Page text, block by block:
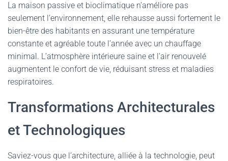
La maison passive et bioclimatique n’améliore pas
seulement l’environnement, elle rehausse aussi fortement le
bien-être des habitants en assurant une température
constante et agréable toute l’année avec un chauffage
minimal. L’atmosphère intérieure saine et l’air renouvelé
augmentent le confort de vie, réduisant stress et maladies
respiratoires.
Transformations Architecturales
et Technologiques
Saviez-vous que l’architecture, alliée à la technologie, peut